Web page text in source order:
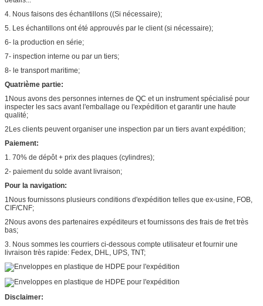
4. Nous faisons des échantillons ((Si nécessaire);
5. Les échantillons ont été approuvés par le client (si nécessaire);
6- la production en série;
7- inspection interne ou par un tiers;
8- le transport maritime;
Quatrième partie:
1Nous avons des personnes internes de QC et un instrument spécialisé pour
inspecter les sacs avant l'emballage ou l'expédition et garantir une haute
qualité;
2Les clients peuvent organiser une inspection par un tiers avant expédition;
Paiement:
1. 70% de dépôt + prix des plaques (cylindres);
2- paiement du solde avant livraison;
Pour la navigation:
1Nous fournissons plusieurs conditions d'expédition telles que ex-usine, FOB,
CIF/CNF;
2Nous avons des partenaires expéditeurs et fournissons des frais de fret très
bas;
3. Nous sommes les courriers ci-dessous compte utilisateur et fournir une
livraison très rapide: Fedex, DHL, UPS, TNT;
Disclaimer: